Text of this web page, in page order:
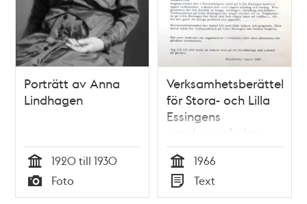
Porträtt av Anna
Lindhagen
Tid
1920 till 1930
Typ
Foto
Verksamhetsberättelse
för Stora- och Lilla
Essingens
ungdomsgårdar
1966
Tid
1966
Typ
Text